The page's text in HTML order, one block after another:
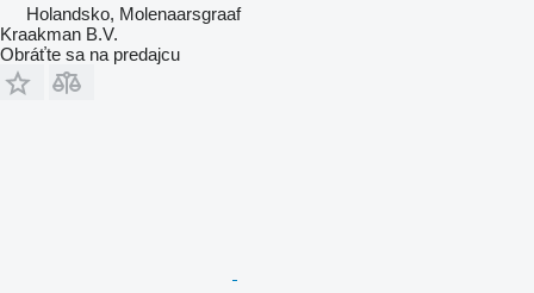
Holandsko, Molenaarsgraaf
Kraakman B.V.
Obráťte sa na predajcu